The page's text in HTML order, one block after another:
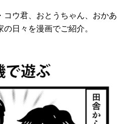
コウ君、おとうちゃん、おかあ
日々を漫画でご紹介。